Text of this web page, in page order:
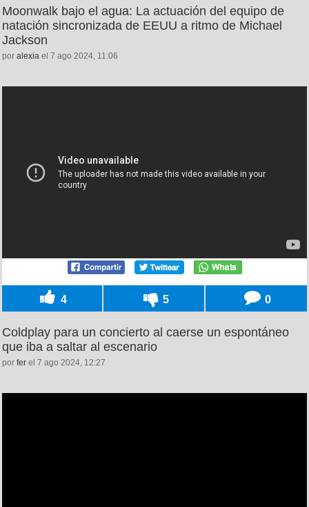
Moonwalk bajo el agua: La actuación del equipo de
natación sincronizada de EEUU a ritmo de Michael
Jackson
por alexia el 7 ago 2024, 11:06
4 5 0
Coldplay para un concierto al caerse un espontáneo
que iba a saltar al escenario
por fer el 7 ago 2024, 12:27